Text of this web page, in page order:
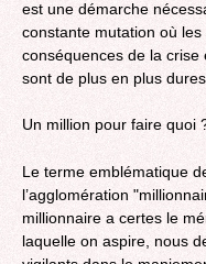
est une démarche
constante mutation où
conséquences de la
sont de plus en plus
Un million pour faire quoi
Le terme emblématique
l’agglomération
millionnaire a certes le
laquelle on aspire, nous